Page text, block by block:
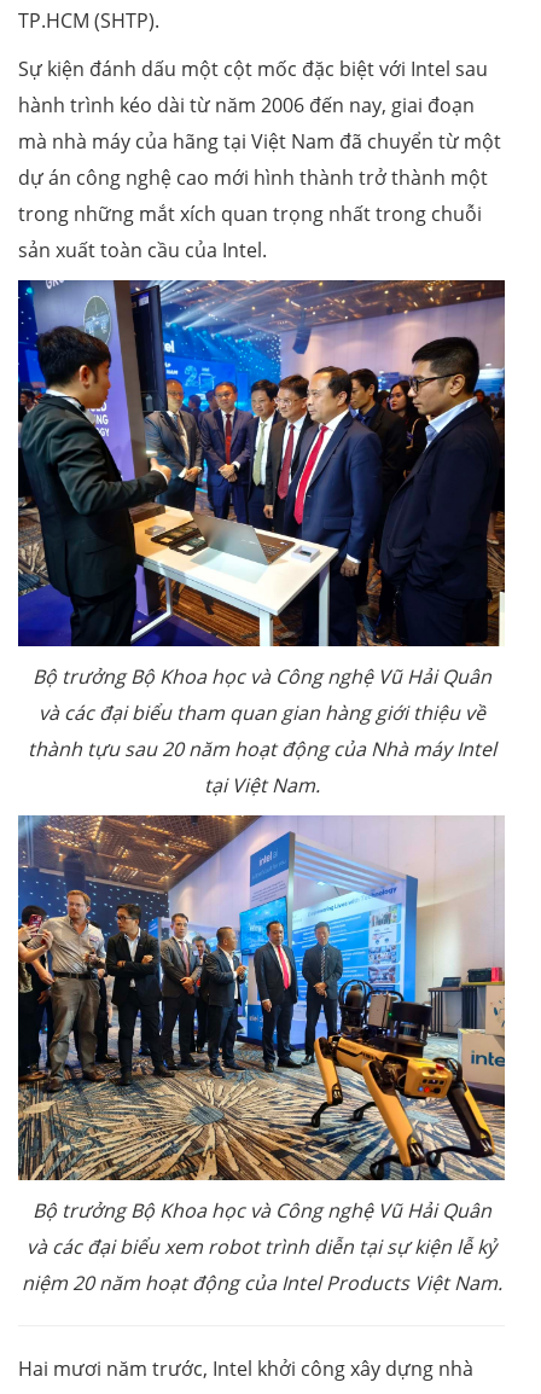
TP.HCM (SHTP).
Sự kiện đánh dấu một cột mốc đặc biệt với Intel sau
hành trình kéo dài từ năm 2006 đến nay, giai đoạn
mà nhà máy của hãng tại Việt Nam đã chuyển từ một
dự án công nghệ cao mới hình thành trở thành một
trong những mắt xích quan trọng nhất trong chuỗi
sản xuất toàn cầu của Intel.
Bộ trưởng Bộ Khoa học và Công nghệ Vũ Hải Quân
và các đại biểu tham quan gian hàng giới thiệu về
thành tựu sau 20 năm hoạt động của Nhà máy Intel
tại Việt Nam.
Bộ trưởng Bộ Khoa học và Công nghệ Vũ Hải Quân
và các đại biểu xem robot trình diễn tại sự kiện lễ kỷ
niệm 20 năm hoạt động của Intel Products Việt Nam.
Hai mươi năm trước, Intel khởi công xây dựng nhà